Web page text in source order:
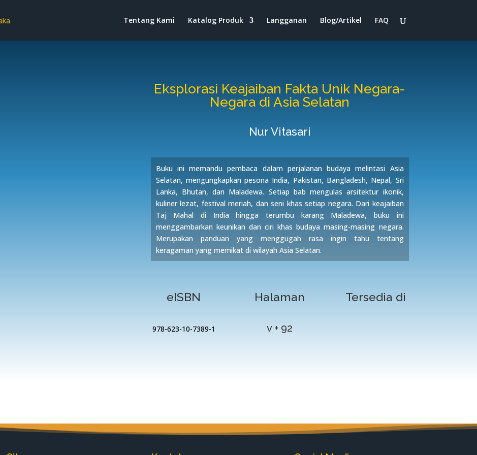
Tentang Kami Katalog Produk Langganan Blog/Artikel FAQ
Eksplorasi Keajaiban Fakta Unik Negara-
Negara di Asia Selatan
Nur Vitasari
Buku ini memandu pembaca dalam perjalanan budaya melintasi Asia
Selatan, mengungkapkan pesona India, Pakistan, Bangladesh, Nepal, Sri
Lanka, Bhutan, dan Maladewa. Setiap bab mengulas arsitektur ikonik,
kuliner lezat, festival meriah, dan seni khas setiap negara. Dari keajaiban
Taj Mahal di India hingga terumbu karang Maladewa, buku ini
menggambarkan keunikan dan ciri khas budaya masing-masing negara.
Merupakan panduan yang menggugah rasa ingin tahu tentang
keragaman yang memikat di wilayah Asia Selatan.
eISBN
978-623-10-7389-1
Halaman
v + 92
Tersedia di